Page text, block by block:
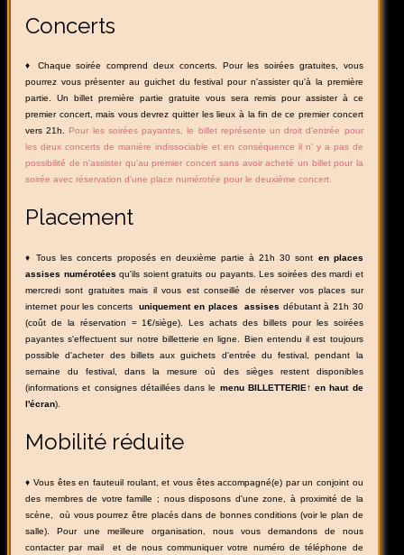
Concerts
♦ Chaque soirée comprend deux concerts. Pour les soirées gratuites, vous
pourrez vous présenter au guichet du festival pour n'assister qu'à la première
partie. Un billet première partie gratuite vous sera remis pour assister à ce
premier concert, mais vous devrez quitter les lieux à la fin de ce premier concert
vers 21h.
Pour les soirées payantes, le billet représente un droit d'entrée pour
les deux concerts de manière indissociable et en conséquence il n' y a pas de
possibilité de n'assister qu'au premier concert sans avoir acheté un billet pour la
soirée avec réservation d'une place numérotée pour le deuxième concert.
Placement
♦ Tous les concerts proposés en deuxième partie à 21h 30 sont en places
assises numérotées qu'ils soient gratuits ou payants. Les soirées des mardi et
mercredi sont gratuites mais il vous est conseillé de réserver vos places sur
internet pour les concerts
uniquementen places assises débutant à 21h 30
(coût de la réservation = 1€/siège). Les achats des billets pour les soirées
payantes s'effectuent sur notre billetterie en ligne. Bien entendu il est toujours
possible d'acheter des billets aux guichets d'entrée du festival, pendant la
semaine du festival, dans la mesure où des sièges restent disponibles
(informations et consignes détaillées dans le menu BILLETTERIE↑ en haut de
l'écran).
Mobilité réduite
♦ Vous êtes en fauteuil roulant, et vous êtes accompagné(e) par un conjoint ou
des membres de votre famille ; nous disposons d'une zone, à proximité de la
scène, où vous pourrez être placés dans de bonnes conditions (voir le plan de
salle). Pour une meilleure organisation, nous vous demandons de nous
contacter par mail et de nous communiquer votre numéro de téléphone de